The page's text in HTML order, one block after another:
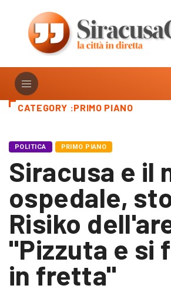
CATEGORY :PRIMO PIANO
POLITICA PRIMO PIANO
Siracusa e il
ospedale,
Risiko
"Pizzuta e si
in fretta"